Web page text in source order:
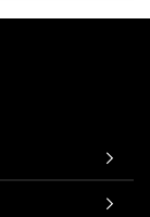

